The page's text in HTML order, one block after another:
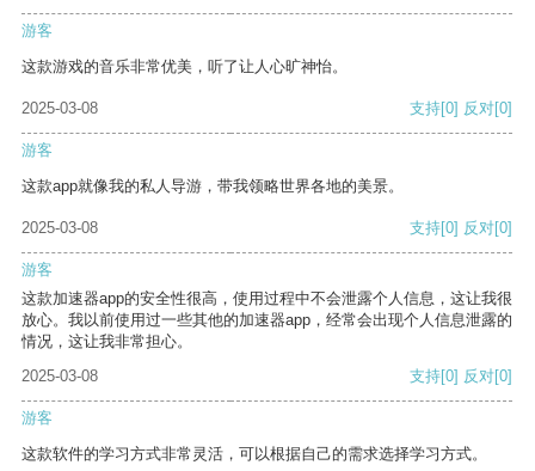
游客
这款游戏的音乐非常优美，听了让人心旷神怡。
2025-03-08 支持[0] 反对[0]
游客
这款app就像我的私人导游，带我领略世界各地的美景。
2025-03-08 支持[0] 反对[0]
游客
这款加速器app的安全性很高，使用过程中不会泄露个人信息，这让我很
放心。我以前使用过一些其他的加速器app，经常会出现个人信息泄露的
情况，这让我非常担心。
2025-03-08
支持[0] 反对[0]
游客
这款软件的学习方式非常灵活，可以根据自己的需求选择学习方式。